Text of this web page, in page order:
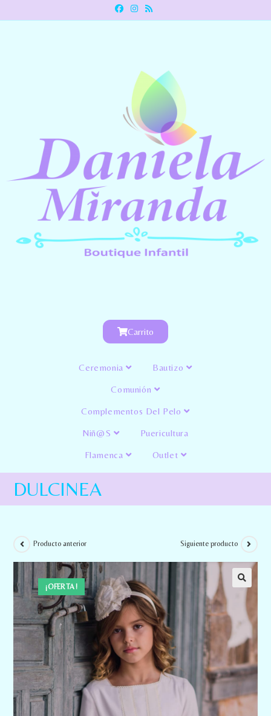
Carrito
Ceremonia Bautizo
Comunión
Complementos Del Pelo
Niñ@s Puericultura
Flamenca Outlet
DULCINEA
¡OFERTA!
Producto anterior Siguiente producto